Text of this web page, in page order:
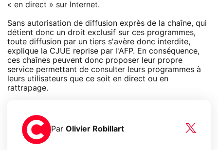
« en direct » sur Internet.
Sans autorisation de diffusion exprès de la chaîne, qui
détient donc un droit exclusif sur ces programmes,
toute diffusion par un tiers s'avère donc interdite,
explique la CJUE reprise par l'AFP. En conséquence,
ces chaînes peuvent donc proposer leur propre
service permettant de consulter leurs programmes à
leurs utilisateurs que ce soit en direct ou en
rattrapage.
Par Olivier Robillart